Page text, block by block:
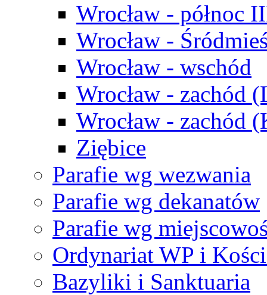
Wrocław - północ
Wrocław -
Wrocław - wschód
Wrocław - zachód
Wrocław - zachód
Ziębice
Parafie wg wezwania
Parafie wg dekanatów
Parafie wg
Ordynariat WP i
Bazyliki i Sanktuaria